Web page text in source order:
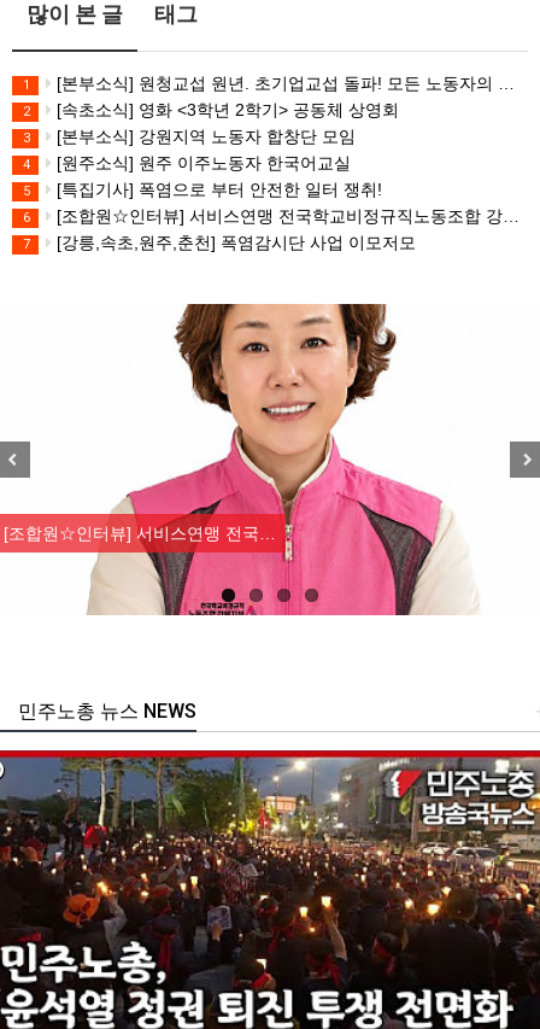
많이 본 글 태그
1 [본부소식] 원청교섭 원년. 초기업교섭 돌파! 모든 노동자의 노동기본권 쟁취! 민주노총 7.15 총파업대회
2 [속초소식] 영화 <3학년 2학기> 공동체 상영회
3 [본부소식] 강원지역 노동자 합창단 모임
4 [원주소식] 원주 이주노동자 한국어교실
5 [특집기사] 폭염으로 부터 안전한 일터 쟁취!
6 [조합원☆인터뷰] 서비스연맹 전국학교비정규직노동조합 강원지부 김유미 춘천지회장
7 [강릉,속초,원주,춘천] 폭염감시단 사업 이모저모
[조합원☆인터뷰] 서비스연맹 전국…
주노총 뉴스 NEWS